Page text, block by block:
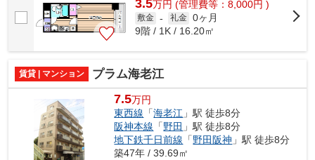
3.5万円 (管理費等：8,000円 )
敷金 - 礼金 0ヶ月
9階 / 1K / 16.20㎡
賃貸 | マンション プラム海老江
7.5万円
東西線 「海老江 」駅 徒歩8分
阪神本線 「野田 」駅 徒歩8分
地下鉄千日前線 「野田阪神 」駅 徒歩8分
築47年 / 39.69㎡